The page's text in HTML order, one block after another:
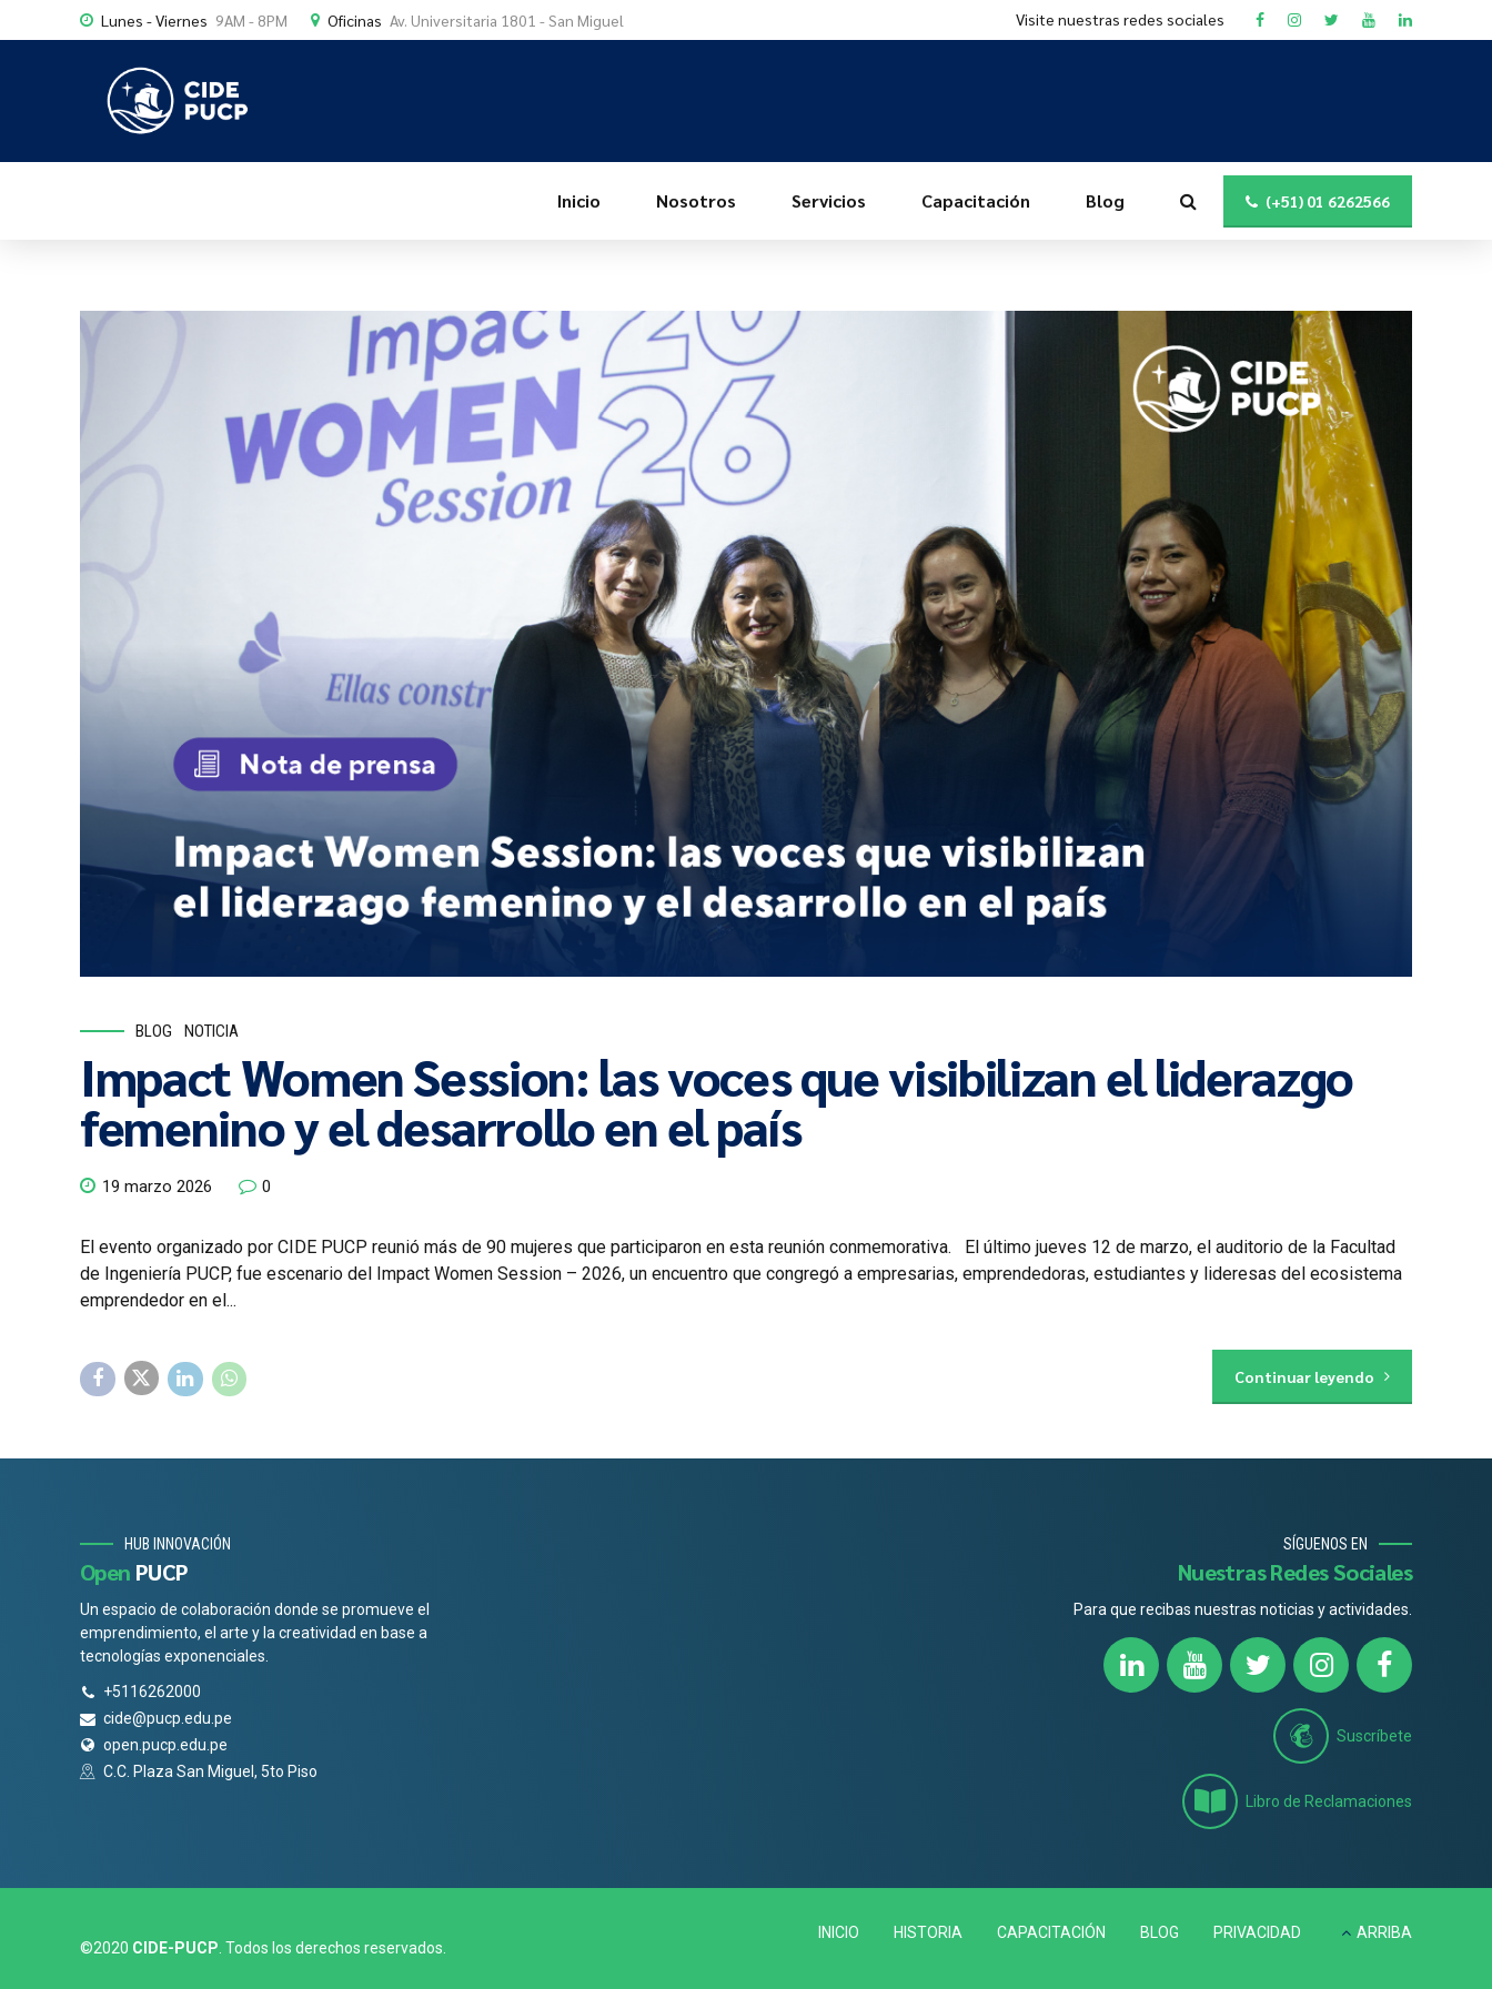
Lunes - Viernes 9AM - 8PM Oficinas Av. Universitaria 1801 - San Miguel Visite nuestras redes sociales
(+51) 01 6262566
Inicio Nosotros Servicios Capacitación Blog
BLOG NOTICIA
Impact Women Session: las voces que visibilizan el liderazgo
femenino y el desarrollo en el país
19 marzo 2026 0
El evento organizado por CIDE PUCP reunió más de 90 mujeres que participaron en esta reunión conmemorativa. El último jueves 12 de marzo, el auditorio de la Facultad
de Ingeniería PUCP, fue escenario del Impact Women Session – 2026, un encuentro que congregó a empresarias, emprendedoras, estudiantes y lideresas del ecosistema
emprendedor en el...
Continuar leyendo
HUB INNOVACIÓN
Open PUCP
Un espacio de colaboración donde se promueve el
emprendimiento, el arte y la creatividad en base a
tecnologías exponenciales.
+5116262000
cide@pucp.edu.pe
open.pucp.edu.pe
C.C. Plaza San Miguel, 5to Piso
SÍGUENOS EN
Nuestras Redes Sociales
Para que recibas nuestras noticias y actividades.
Suscríbete
Libro de Reclamaciones
©2020 CIDE-PUCP . Todos los derechos reservados.
INICIO HISTORIA CAPACITACIÓN BLOG PRIVACIDAD ARRIBA